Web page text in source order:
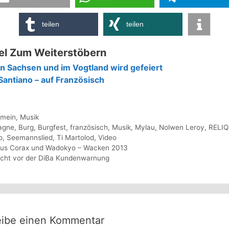
teilen teilen
Zum Weiterstöbern
Sachsen und im Vogtland wird gefeiert
– auf Französisch
, Musik
, Burg, Burgfest,französisch, Musik, Mylau, Nolwen Leroy,
, Seemannslied, Ti Martolod, Video
Corax und Wadokyo – Wacken 2013
vor der DiBa Kundenwarnung
einen Kommentar